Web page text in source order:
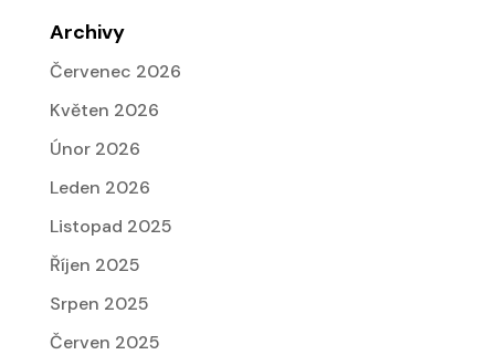
Archivy
Červenec 2026
Květen 2026
Únor 2026
Leden 2026
Listopad 2025
Říjen 2025
Srpen 2025
Červen 2025